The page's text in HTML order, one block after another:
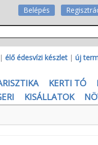
Belépés
| élő édesvízi készlet | új
KERTI TÓ
KISÁLLATOK